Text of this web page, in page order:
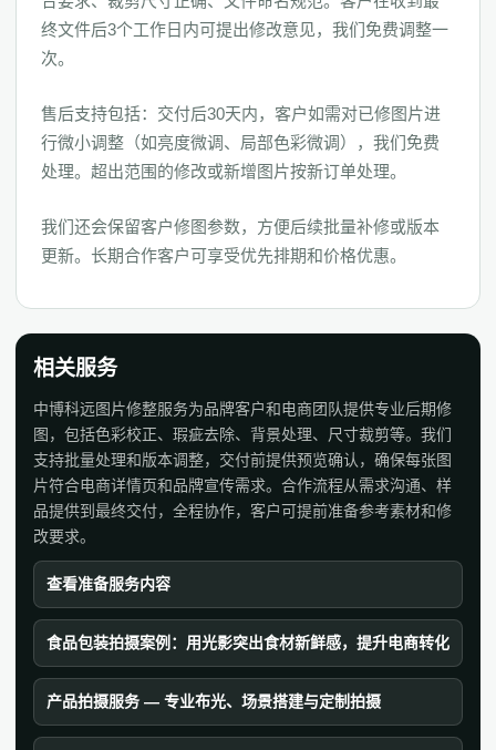
终文件后3个工作日内可提出修改意见，我们免费调整一
次。
售后支持包括：交付后30天内，客户如需对已修图片进
行微小调整（如亮度微调、局部色彩微调），我们免费
处理。超出范围的修改或新增图片按新订单处理。
我们还会保留客户修图参数，方便后续批量补修或版本
更新。长期合作客户可享受优先排期和价格优惠。
相关服务
中博科远图片修整服务为品牌客户和电商团队提供专业后期修
图，包括色彩校正、瑕疵去除、背景处理、尺寸裁剪等。我们
支持批量处理和版本调整，交付前提供预览确认，确保每张图
片符合电商详情页和品牌宣传需求。合作流程从需求沟通、样
品提供到最终交付，全程协作，客户可提前准备参考素材和修
改要求。
查看准备服务内容
食品包装拍摄案例：用光影突出食材新鲜感，提升电商转化
产品拍摄服务 — 专业布光、场景搭建与定制拍摄